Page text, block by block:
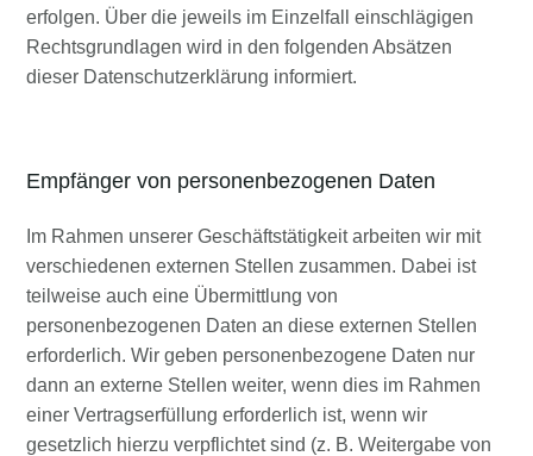
erfolgen. Über die jeweils im Einzelfall einschlägigen
Rechtsgrundlagen wird in den folgenden Absätzen
dieser Datenschutzerklärung informiert.
Empfänger von personenbezogenen Daten
Im Rahmen unserer Geschäftstätigkeit arbeiten wir mit
verschiedenen externen Stellen zusammen. Dabei ist
teilweise auch eine Übermittlung von
personenbezogenen Daten an diese externen Stellen
erforderlich. Wir geben personenbezogene Daten nur
dann an externe Stellen weiter, wenn dies im Rahmen
einer Vertragserfüllung erforderlich ist, wenn wir
gesetzlich hierzu verpflichtet sind (z. B. Weitergabe von